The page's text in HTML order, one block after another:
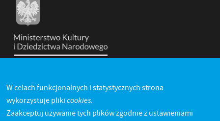
W celach funkcjonalnych i statystycznych strona
wykorzystuje pliki cookies.
Zaakceptuj używanie tych plików zgodnie z ustawieniami